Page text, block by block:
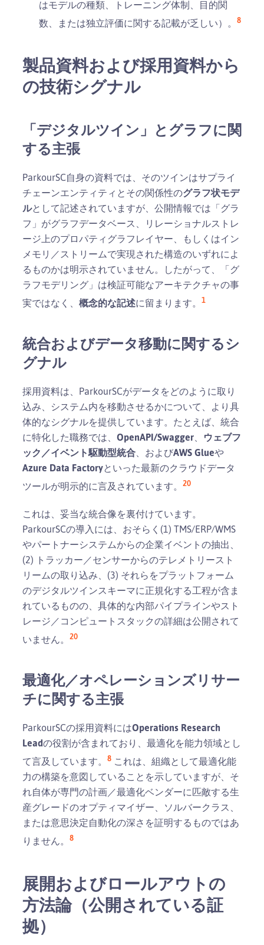
はモデルの種類、トレーニング体制、目的関
数、または独立評価に関する記載が乏しい）。 8
製品資料および採用資料から
の技術シグナル
「デジタルツイン」とグラフに関
する主張
ParkourSC自身の資料では、そのツインはサプライ
チェーンエンティティとその関係性のグラフ状モデ
ルとして記述されていますが、公開情報では「グラ
フ」がグラフデータベース、リレーショナルストレ
ージ上のプロパティグラフレイヤー、もしくはイン
メモリ／ストリームで実現された構造のいずれによ
るものかは明示されていません。したがって、「グ
ラフモデリング」は検証可能なアーキテクチャの事
実ではなく、 概念的な記述に留まります。 1
統合およびデータ移動に関するシ
グナル
採用資料は、ParkourSCがデータをどのように取り
込み、システム内を移動させるかについて、より具
体的なシグナルを提供しています。たとえば、統合
に特化した職務では、 OpenAPI/Swagger、 ウェブフ
ック／イベント駆動型統合、およびAWS Glueや
Azure Data Factoryといった最新のクラウドデータ
ツールが明示的に言及されています。 20
これは、妥当な統合像を裏付けています。
ParkourSCの導入には、おそらく(1) TMS/ERP/WMS
やパートナーシステムからの企業イベントの抽出、
(2) トラッカー／センサーからのテレメトリースト
リームの取り込み、(3) それらをプラットフォーム
のデジタルツインスキーマに正規化する工程が含ま
れているものの、具体的な内部パイプラインやスト
レージ／コンピュートスタックの詳細は公開されて
いません。 20
最適化／オペレーションズリサー
チに関する主張
ParkourSCの採用資料にはOperations Research
Leadの役割が含まれており、最適化を能力領域とし
て言及しています。 8 これは、組織として最適化能
力の構築を意図していることを示していますが、そ
れ自体が専門の計画／最適化ベンダーに匹敵する生
産グレードのオプティマイザー、ソルバークラス、
または意思決定自動化の深さを証明するものではあ
りません。 8
展開およびロールアウトの
方法論（公開されている証
拠）